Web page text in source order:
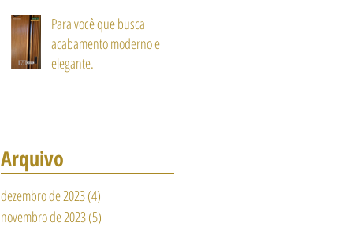
Para você que busca
acabamento moderno e
elegante.
Arquivo
dezembro de 2023(4)
novembro de 2023(5)